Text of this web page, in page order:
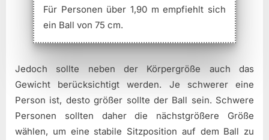
Für Personen über 1,90 m empfiehlt sich
ein Ball von 75 cm.
Jedoch sollte neben der Körpergröße auch das
Gewicht berücksichtigt werden. Je schwerer eine
Person ist, desto größer sollte der Ball sein. Schwere
Personen sollten daher die nächstgrößere Größe
wählen, um eine stabile Sitzposition auf dem Ball zu